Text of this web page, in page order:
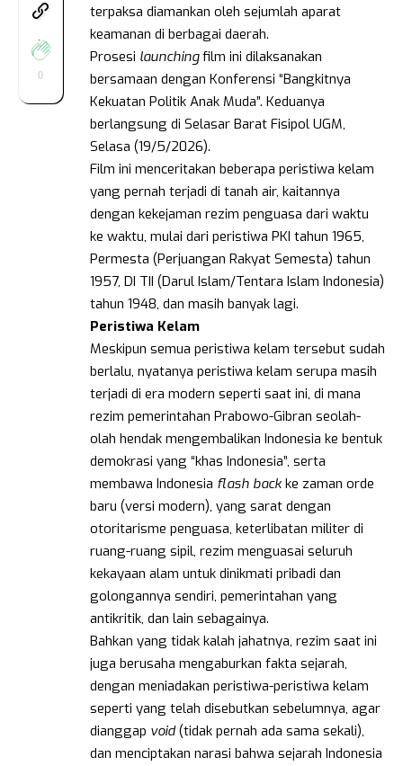
0
terpaksa diamankan oleh sejumlah aparat
keamanan di berbagai daerah.
Prosesi launchingfilm ini dilaksanakan
bersamaan dengan Konferensi “Bangkitnya
Kekuatan Politik Anak Muda”. Keduanya
berlangsung di Selasar Barat Fisipol UGM,
Selasa (19/5/2026).
Film ini menceritakan beberapa peristiwa kelam
yang pernah terjadi di tanah air, kaitannya
dengan kekejaman rezim penguasa dari waktu
ke waktu, mulai dari peristiwa PKI tahun 1965,
Permesta (Perjuangan Rakyat Semesta) tahun
1957, DI TII (Darul Islam/Tentara Islam Indonesia)
tahun 1948, dan masih banyak lagi.
Peristiwa Kelam
Meskipun semua peristiwa kelam tersebut sudah
berlalu, nyatanya peristiwa kelam serupa masih
terjadi di era modern seperti saat ini, di mana
rezim pemerintahan Prabowo-Gibran seolah-
olah hendak mengembalikan Indonesia ke bentuk
demokrasi yang “khas Indonesia”, serta
membawa Indonesia flash back ke zaman orde
baru (versi modern), yang sarat dengan
otoritarisme penguasa, keterlibatan militer di
ruang-ruang sipil, rezim menguasai seluruh
kekayaan alam untuk dinikmati pribadi dan
golongannya sendiri, pemerintahan yang
antikritik, dan lain sebagainya.
Bahkan yang tidak kalah jahatnya, rezim saat ini
juga berusaha mengaburkan fakta sejarah,
dengan meniadakan peristiwa-peristiwa kelam
seperti yang telah disebutkan sebelumnya, agar
dianggap void(tidak pernah ada sama sekali),
dan menciptakan narasi bahwa sejarah Indonesia